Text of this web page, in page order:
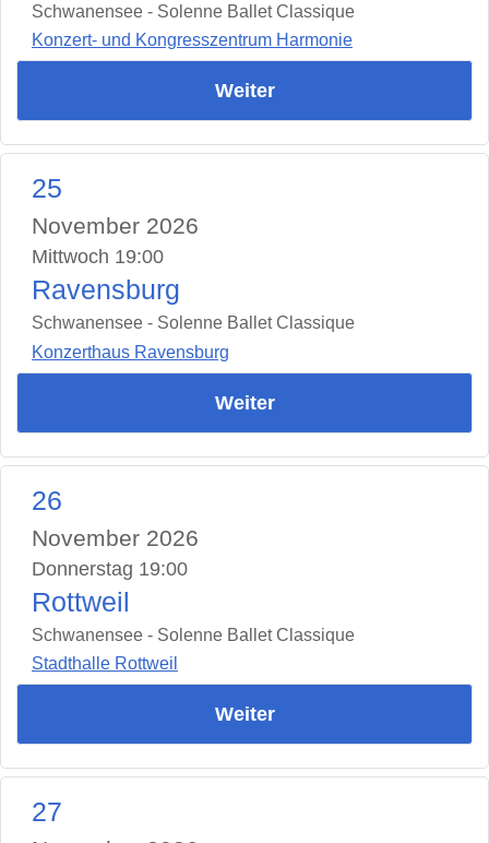
Schwanensee - Solenne Ballet Classique
Konzert- und Kongresszentrum Harmonie
Weiter
25
November 2026
Mittwoch 19:00
Ravensburg
Schwanensee - Solenne Ballet Classique
Konzerthaus Ravensburg
Weiter
26
November 2026
Donnerstag 19:00
Rottweil
Schwanensee - Solenne Ballet Classique
Stadthalle Rottweil
Weiter
27